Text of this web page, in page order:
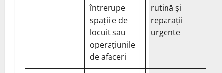
întrerupe
spațiile de
locuit sau
operațiunile
de afaceri
rutină și
reparații
urgente